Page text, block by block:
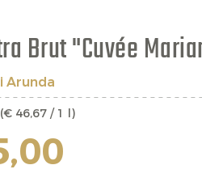
Brut "Cuvée
Arunda
46,67 / 1 l)